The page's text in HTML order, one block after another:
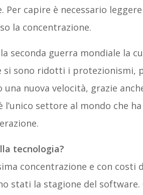
capire è necessario
la concentrazione.
seconda guerra mondiale la
sono ridotti i protezionismi,
nuova velocità, grazie
l’unico settore al mondo che
tecnologia?
concentrazione e con costi
stati la stagione del software.